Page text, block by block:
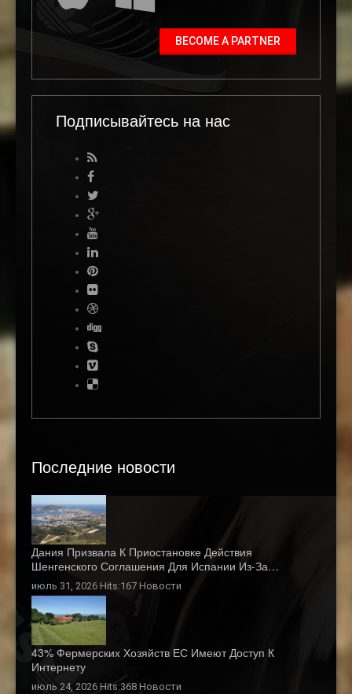
BECOME A PARTNER
Подписывайтесь на нас
Последние новости
Дания Призвала К Приостановке Действия
Шенгенского Соглашения Для Испании Из-За…
июль 31, 2026 Hits:167 Новости
43% Фермерских Хозяйств ЕС Имеют Доступ К
Интернету
июль 24, 2026 Hits:368 Новости